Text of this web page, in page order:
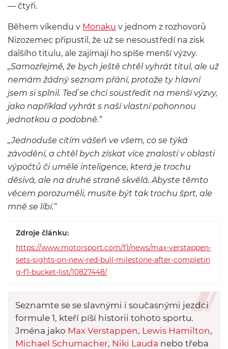
— čtyři.
Během víkendu v Monaku v jednom z rozhovorů
Nizozemec připustil, že už se nesoustředí na zisk
dalšího titulu, ale zajímají ho spíše menší výzvy.
„Samozřejmě, že bych ještě chtěl vyhrát titul, ale už
nemám žádný seznam přání, protože ty hlavní
jsem si splnil. Teď se chci soustředit na menší výzvy,
jako například vyhrát s naší vlastní pohonnou
jednotkou a podobně.“
„Jednoduše cítím vášeň ve všem, co se týká
závodění, a chtěl bych získat více znalostí v oblasti
výpočtů či umělé inteligence, která je trochu
děsivá, ale na druhé straně skvělá. Abyste těmto
věcem porozuměli, musíte být tak trochu šprt, ale
mně se líbí.“
Zdroje článku:
https://www.motorsport.com/f1/news/max-verstappen-
sets-sights-on-new-red-bull-milestone-after-completin
g-f1-bucket-list/10827448/
Seznamte se se slavnými i současnými jezdci
formule 1, kteří píší historii tohoto sportu.
Jména jako Max Verstappen, Lewis Hamilton,
Michael Schumacher, Niki Lauda nebo třeba